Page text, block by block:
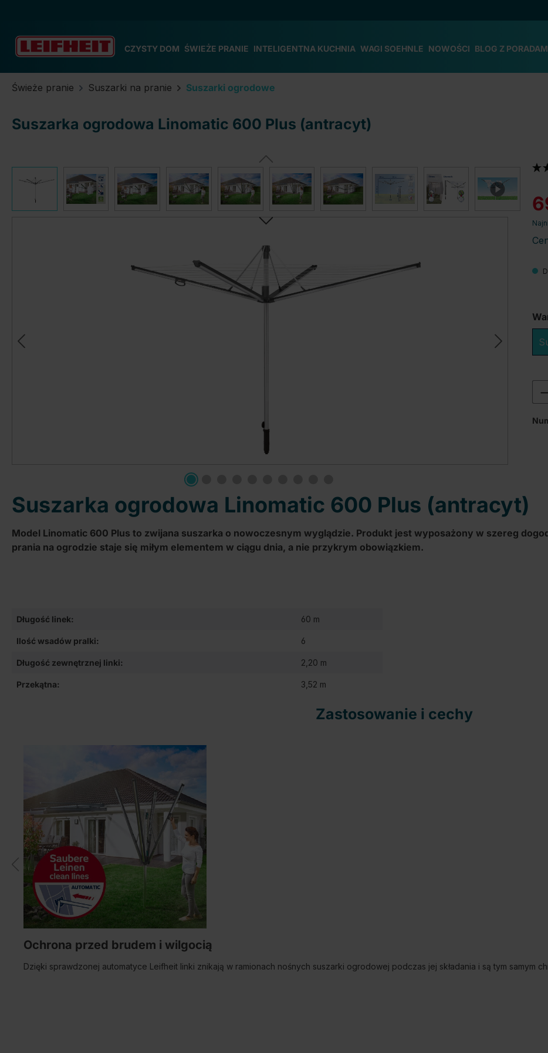
CZYSTY DOM ŚWIEŻE PRANIE INTELIGENTNA KUCHNIA WAGI SOEHNLE NOWOŚCI BLOG Z
Świeże pranie Suszarki na pranie Suszarki ogrodowe
Suszarka ogrodowa Linomatic 600 Plus (antracyt)
Suszarka ogrodowa Linomatic 600 Plus (antracyt)
Model Linomatic 600 Plus to zwijana suszarka o nowoczesnym wyglądzie. Produkt jest wyposażony w szereg
prania na ogrodzie staje się miłym elementem w ciągu dnia, a nie przykrym obowiązkiem.
Długość linek: 60 m
Ilość wsadów pralki: 6
Długość zewnętrznej linki: 2,20 m
Przekątna: 3,52 m
Zastosowanie i cechy
Ochrona przed brudem i wilgocią
Dzięki sprawdzonej automatyce Leifheit linki znikają w ramionach nośnych suszarki ogrodowej podczas jej składania i są tym samym